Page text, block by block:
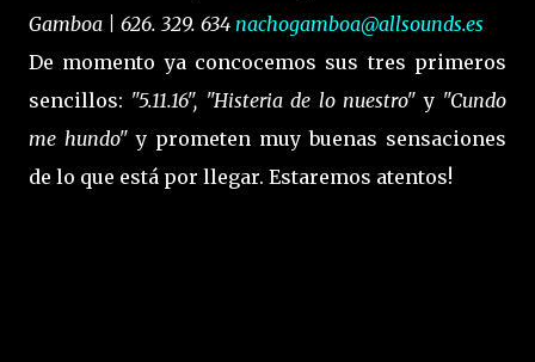
Gamboa | 626. 329. 634 nachogamboa@allsounds.es
De momento ya concocemos sus tres primeros
sencillos: "5.11.16", "Histeria de lo nuestro"y "Cundo
me hundo" y prometen muy buenas sensaciones
de lo que está por llegar. Estaremos atentos!